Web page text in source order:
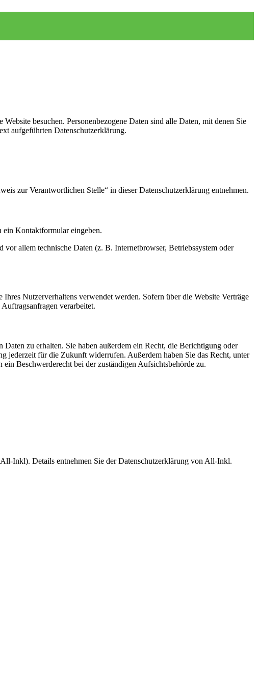
besuchen. Personenbezogene Daten sind alle Daten, mit denen Sie
aufgeführten Datenschutzerklärung.
zur Verantwortlichen Stelle“ in dieser Datenschutzerklärung entnehmen.
ein Kontaktformular eingeben.
allem technische Daten (z. B. Internetbrowser, Betriebssystem oder
Nutzerverhaltens verwendet werden. Sofern über die Website Verträge
verarbeitet.
zu erhalten. Sie haben außerdem ein Recht, die Berichtigung oder
jederzeit für die Zukunft widerrufen. Außerdem haben Sie das Recht, unter
Beschwerderecht bei der zuständigen Aufsichtsbehörde zu.
Inkl). Details entnehmen Sie der Datenschutzerklärung von All-Inkl.